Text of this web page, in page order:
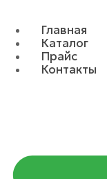
Главная
Каталог
Прайс
Контакты